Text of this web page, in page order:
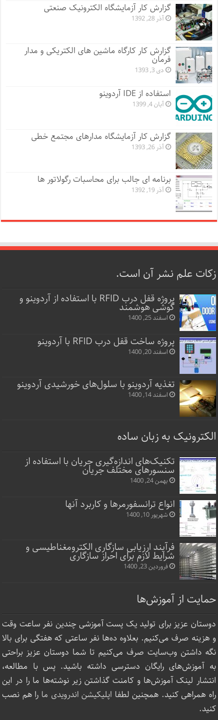
گزارش کار آزمایشگاه الکترونیک صنعتی
آذر 28, 1392
گزارش کار کارگاه ماشین های الکتریکی و مدار
فرمان
دی 3, 1393
استفاده از IDE آردوینو
آبان 4, 1399
گزارش کار آزمایشگاه مدارهای مجتمع خطی
آذر 26, 1393
برنامه ای جالب برای محاسبات رگولاتور ها
آذر 19, 1392
زکات علم نشر آن است.
پروژه قفل‌ درب RFID با استفاده از آردوینو و
گوشی هوشمند
اسفند 25, 1400
پروژه ساخت قفل‌ درب RFID با آردوینو
اسفند 20, 1400
تغذیه آردوینو با سلول‌های خورشیدی آردوینو
اسفند 14, 1400
الکترونیک به زبان ساده
تکنیک‌های اندازه‌گیری جریان با استفاده از
سنسورهای مختلف جریان
بهمن 24, 1400
انواع ترانسفورمرها و کاربرد آنها
شهریور 10, 1400
فرآیند ارزیابی سازگاری الکترومغناطیسی و
شرایط لازم برای احراز سازگاری
فروردین 23, 1400
حمایت از آموزش‌ها
دوستان عزیز برای تولید یک پست آموزشی چندین نفر ساعت‌ وقت
و هزینه صرف می‌کنیم. بعلاوه ده‌ها نفر ساعتی که هفتگی برای بالا
نگه داشتن وب‌سایت صرف ‌می‌کنیم تا شما دوستان عزیز براحتی
به آموزش‌های رایگان دسترسی داشته باشید. پس با مطالعه،
انتشار لینک‌ آموزش‌ها و کامنت گذاشتن زیر نوشته‌‌ها ما را در این
راه همراهی کنید. همچنین لطفا اپلیکیشن اندرویدی ما را هم نصب
کنید.